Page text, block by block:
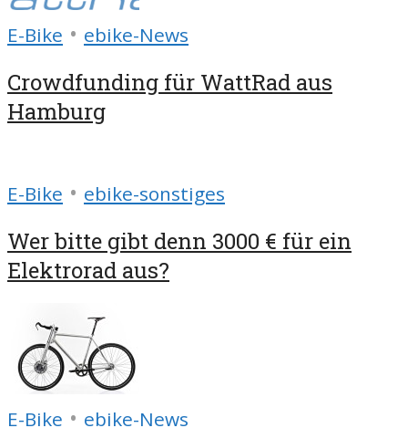
E-Bike • ebike-News
Crowdfunding für WattRad aus
Hamburg
E-Bike • ebike-sonstiges
Wer bitte gibt denn 3000 € für ein
Elektrorad aus?
E-Bike • ebike-News